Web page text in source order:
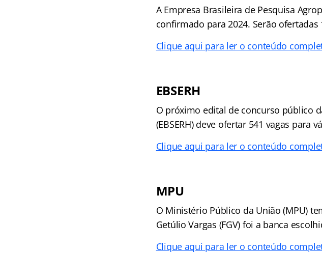
A Empresa Brasileira de Pesquisa
confirmado para 2024. Serão ofertadas
Clique aqui para ler o conteúdo
EBSERH
O próximo edital de concurso público
(EBSERH) deve ofertar 541 vagas para
Clique aqui para ler o conteúdo
MPU
O Ministério Público da União (MPU)
Getúlio Vargas (FGV) foi a banca
Clique aqui para ler o conteúdo